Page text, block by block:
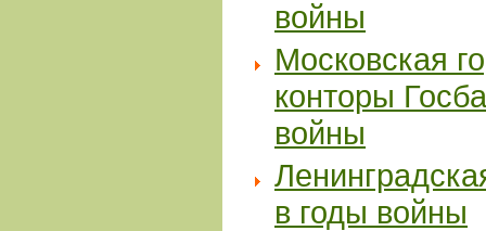
войны
Московская
конторы
войны
в годы войны